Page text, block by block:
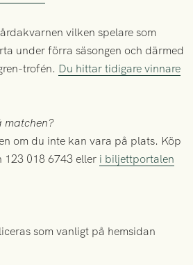
vilken spelare som
under förra säsongen och därmed
trofén. Du hittar tidigare vinnare
matchen?
om du inte kan vara på plats. Köp
123 018 6743 eller i biljettportalen
som vanligt på hemsidan